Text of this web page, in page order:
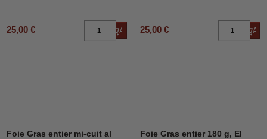
25,00 € Añadir al carrito
25,00 €
Foie Gras entier mi-cuit al
Foie Gras entier 180 g, El